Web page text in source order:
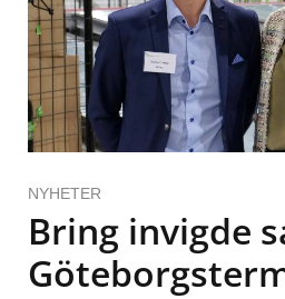
NYHETER
Bring invigde